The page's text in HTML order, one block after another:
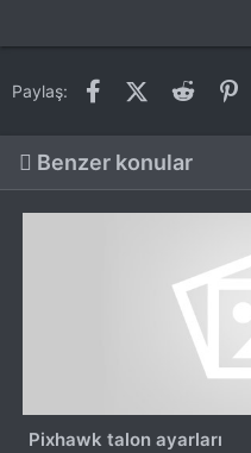
Paylaş: FacebookX (Twitter)
Reddit
Benzer konular
Pixhawk talon ayarları